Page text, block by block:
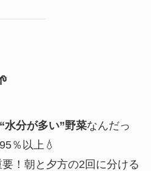
水分が多い”野菜なんだっ
％以上💧
！朝と夕方の2回に分ける